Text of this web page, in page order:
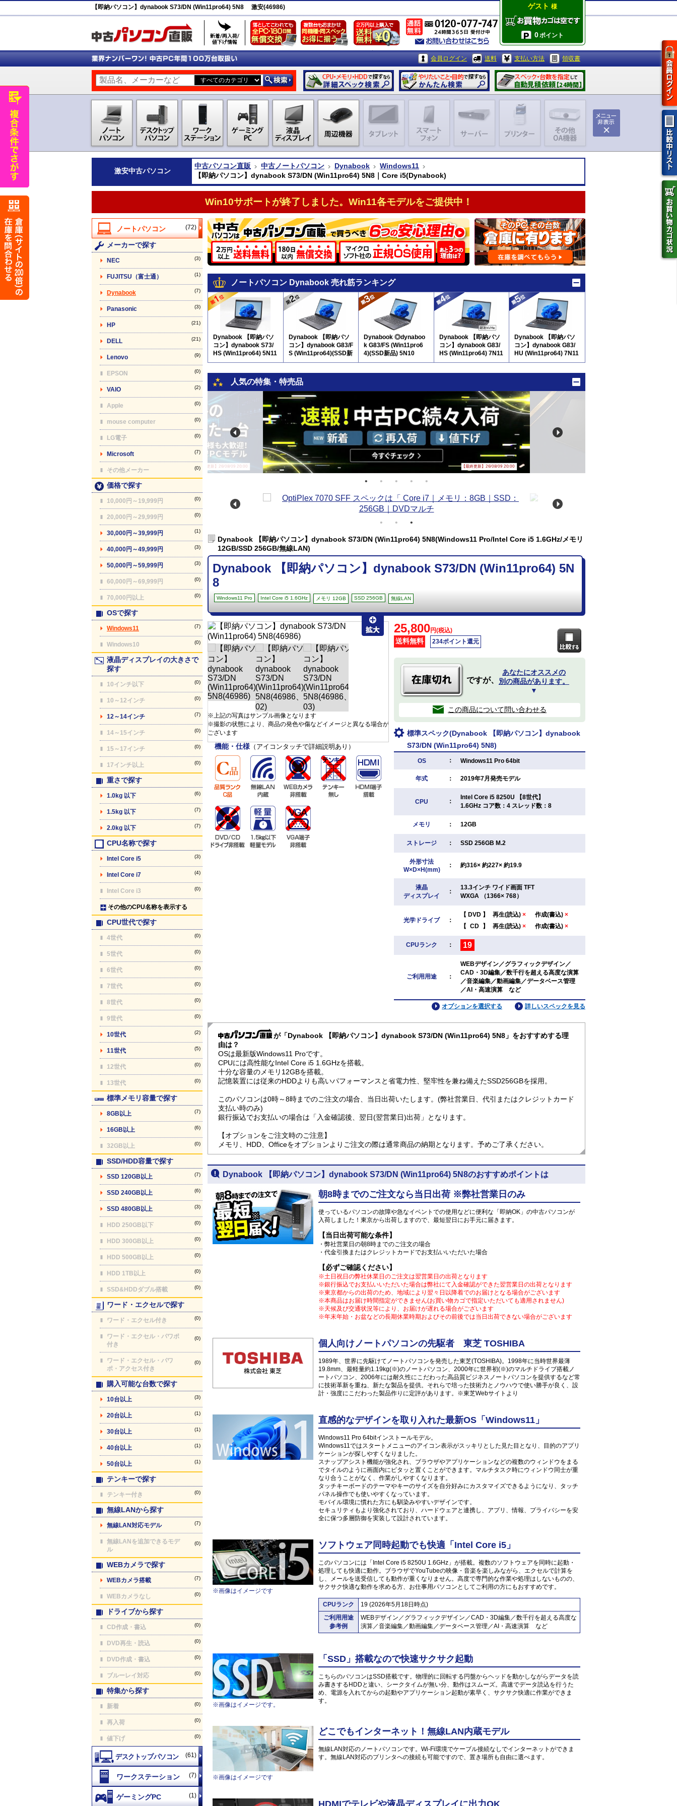
【即納パソコン】dynabook S73/DN (Win11pro64) 5N8 激安(46986) ゲスト 様
0ポイント
会員ログイン 送料 支払い方法 領収書
激安中古パソコン
中古パソコン直販 中古ノートパソコン Dynabook
Windows11
【即納パソコン】dynabook S73/DN (Win11pro64) 5N8｜Core i5(Dynabook)
Win10サポートが終了しました。Win11各モデルをご提供中！
(72)
メーカーで探す
NEC (3)
FUJITSU（富士通） (1)
Dynabook (7)
Panasonic (3)
HP (21)
DELL (21)
Lenovo (9)
EPSON (0)
VAIO (2)
Apple (0)
mouse computer (0)
LG電子 (0)
Microsoft (7)
その他メーカー (0)
価格で探す
10,000円～19,999円 (0)
20,000円～29,999円 (0)
30,000円～39,999円 (1)
40,000円～49,999円 (3)
50,000円～59,999円 (3)
60,000円～69,999円 (0)
70,000円以上 (0)
OSで探す
Windows11 (7)
Windows10 (0)
液晶ディスプレイの大きさで
探す
10インチ以下 (0)
10～12インチ (0)
12～14インチ (7)
14～15インチ (0)
15～17インチ (0)
17インチ以上 (0)
重さで探す
1.0kg 以下 (6)
1.5kg 以下 (7)
2.0kg 以下 (7)
CPU名称で探す
Intel Core i5 (3)
Intel Core i7 (4)
Intel Core i3 (0)
その他のCPU名称を表示する
CPU世代で探す
4世代 (0)
5世代 (0)
6世代 (0)
7世代 (0)
8世代 (0)
9世代 (0)
10世代 (2)
11世代 (5)
12世代 (0)
13世代 (0)
標準メモリ容量で探す
8GB以上 (7)
16GB以上 (6)
32GB以上 (0)
SSD/HDD容量で探す
SSD 120GB以上 (7)
SSD 240GB以上 (6)
SSD 480GB以上 (3)
HDD 250GB以下 (0)
HDD 300GB以上 (0)
HDD 500GB以上 (0)
HDD 1TB以上 (0)
SSD&HDDダブル搭載 (0)
ワード・エクセルで探す
ワード・エクセル付き (0)
ワード・エクセル・パワポ
付き
(0)
ワード・エクセル・パワ
ポ・アクセス付き
(0)
購入可能な台数で探す
10台以上 (3)
20台以上 (1)
30台以上 (1)
40台以上 (1)
50台以上 (1)
テンキーで探す
テンキー付き (0)
無線LANから探す
無線LAN対応モデル (7)
無線LANを追加できるモデ
ル
(0)
WEBカメラで探す
WEBカメラ搭載 (7)
WEBカメラなし (0)
ドライブから探す
CD作成・書込 (0)
DVD再生・読込 (0)
DVD作成・書込 (0)
ブルーレイ対応 (0)
特集から探す
新着 (0)
再入荷 (0)
値下げ (0)
(61)
(7)
(1)
ノートパソコン Dynabook 売れ筋ランキング
Dynabook 【即納パソ
コン】dynabook S73/
HS (Win11pro64) 5N11
Dynabook 【即納パソ
コン】dynabook G83/F
S (Win11pro64)(SSD新
品) 5N10
Dynabook ◎dynaboo
k G83/FS (Win11pro6
4)(SSD新品) 5N10
Dynabook 【即納パソ
コン】dynabook G83/
HS (Win11pro64) 7N11
Dynabook 【即納パソ
コン】dynabook G83/
HU (Win11pro64) 7N11
人気の特集・特売品
【最終更新】26/08/09 20:00 【最終更新】26/08/09 20:00
Dynabook 【即納パソコン】dynabook S73/DN (Win11pro64) 5N8(Windows11 Pro/Intel Core i5 1.6GHz/メモリ
12GB/SSD 256GB/無線LAN)
Dynabook 【即納パソコン】dynabook S73/DN (Win11pro64) 5N
8
Windows11 Pro Intel Core i5 1.6GHz メモリ 12GB SSD 256GB 無線LAN
※上記の写真はサンプル画像となります
※撮影の状態により、商品の発色や傷などイメージと異なる場合が
ございます
機能・仕様 （アイコンタッチで詳細説明あり）
25,800円(税込)
送料無料 234ポイント還元
ですが、
あなたにオススメの
別の商品があります。
▼
この商品について問い合わせる
標準スペック(Dynabook 【即納パソコン】dynabook
S73/DN (Win11pro64) 5N8)
OS ： Windows11 Pro 64bit
年式 ： 2019年7月発売モデル
CPU ：
Intel Core i5 8250U 【8世代】
1.6GHz コア数：4 スレッド数：8
メモリ ： 12GB
ストレージ ： SSD 256GB M.2
外形寸法
W×D×H(mm)
： 約316× 約227× 約19.9
液晶
ディスプレイ
：
13.3インチ ワイド画面 TFT
WXGA （1366× 768）
光学ドライブ ：
【 DVD 】 再生(読込) × 作成(書込) ×
【 CD 】 再生(読込) × 作成(書込) ×
CPUランク ： 19
ご利用用途 ：
WEBデザイン／グラフィックデザイン／
CAD・3D編集／数千行を超える高度な演算
／音楽編集／動画編集／データベース管理
／AI・高速演算 など
詳しいスペックを見る
オプションを選択する
が「Dynabook 【即納パソコン】dynabook S73/DN (Win11pro64) 5N8」をおすすめする理
由は？
OSは最新版Windows11 Proです。
CPUには高性能なIntel Core i5 1.6GHzを搭載。
十分な容量のメモリ12GBを搭載。
記憶装置には従来のHDDよりも高いパフォーマンスと省電力性、堅牢性を兼ね備えたSSD256GBを採用。
このパソコンは0時～8時までのご注文の場合、当日出荷いたします。(弊社営業日、代引またはクレジットカード
支払い時のみ)
銀行振込でお支払いの場合は「入金確認後、翌日(翌営業日)出荷」となります。
【オプションをご注文時のご注意】
メモリ、HDD、Officeをオプションよりご注文の際は通常商品の納期となります。予めご了承ください。
Dynabook 【即納パソコン】dynabook S73/DN (Win11pro64) 5N8のおすすめポイントは
朝8時までのご注文なら当日出荷 ※弊社営業日のみ
使っているパソコンの故障や急なイベントでの使用などに便利な「即納OK」の中古パソコンが
入荷しました！東京から出荷しますので、最短翌日にお手元に届きます。
【当日出荷可能な条件】
・弊社営業日の朝8時までのご注文の場合
・代金引換またはクレジットカードでお支払いいただいた場合
【必ずご確認ください】
※土日祝日の弊社休業日のご注文は翌営業日の出荷となります
※銀行振込でお支払いいただいた場合は弊社にて入金確認ができた翌営業日の出荷となります
※東京都からの出荷のため、地域により翌々日以降着でのお届けとなる場合がございます
※本商品はお届け時間指定ができません(お買い物カゴで指定いただいても適用されません)
※天候及び交通状況等により、お届けが遅れる場合がございます
※年末年始・お盆などの長期休業時期およびその前後では当日出荷できない場合がございます
個人向けノートパソコンの先駆者 東芝 TOSHIBA
1989年、世界に先駆けてノートパソコンを発売した東芝(TOSHIBA)。1998年に当時世界最薄
19.8mm、最軽量約1.19kg(※)のノートパソコン、2000年に世界初(※)のマルチドライブ搭載ノ
ートパソコン、2006年には耐久性にこだわった高品質ビジネスノートパソコンを提供するなど常
に技術革新を重ね、新たな製品を提供。それらで培った技術力とノウハウで使い勝手が良く、設
計・強度にこだわった製品作りに定評があります。※東芝Webサイトより
直感的なデザインを取り入れた最新OS「Windows11」
Windows11 Pro 64bitインストールモデル。
Windows11ではスタートメニューのアイコン表示がスッキリとした見た目となり、目的のアプリ
ケーションが探しやすくなりました。
スナップアシスト機能が強化され、ブラウザやアプリケーションなどの複数のウィンドウをまる
でタイルのように画面内にピタッと置くことができます。マルチタスク時にウィンドウ同士が重
なり合うことがなく、作業がしやすくなります。
タッチキーボードのテーマやキーのサイズを自分好みにカスタマイズできるようになり、タッチ
パネル操作でも使いやすくなっています。
モバイル環境に慣れた方にも馴染みやすいデザインです。
セキュリティもより強化されており、ハードウェアと連携し、アプリ、情報、プライバシーを安
全に保つ多層防御を実装して設計されています。
※画像はイメージです
ソフトウェア同時起動でも快適「Intel Core i5」
このパソコンには「Intel Core i5 8250U 1.6GHz」が搭載。複数のソフトウェアを同時に起動・
処理しても快適に動作。ブラウザでYouTubeの映像・音楽を楽しみながら、エクセルで計算を
し、メールを送受信しても動作が重くなりません。高度で専門的な作業や処理はしないものの、
サクサク快適な動作を求める方、お仕事用パソコンとしてご利用の方にもおすすめです。
CPUランク
19 (2026年5月18日時点)
ご利用用途
参考例
WEBデザイン／グラフィックデザイン／CAD・3D編集／数千行を超える高度な
演算／音楽編集／動画編集／データベース管理／AI・高速演算 など
※画像はイメージです。
「SSD」搭載なので快速サクサク起動
こちらのパソコンはSSD搭載です。物理的に回転する円盤からヘッドを動かしながらデータを読
み書きするHDDと違い、シークタイムが無い分、動作はスムーズ。高速でデータ読込を行うた
め、電源を入れてからの起動やアプリケーション起動が素早く、サクサク快適に作業ができま
す。
※画像はイメージです
どこでもインターネット！無線LAN内蔵モデル
無線LAN対応のノートパソコンです。Wi-Fi環境でケーブル接続なしでインターネットができま
す。無線LAN対応のプリンタへの接続も可能ですので、置き場所も自由に選べます。